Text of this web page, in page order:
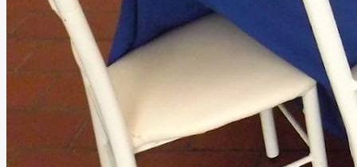
Tlalnepantla, Estado de México Hacienda
Información
La Hacienda de Don Reyes es un hermoso espacio para
eventos dedicado a convertir cada celebración en un
acontecimiento verdaderamente inolvidable. Este elegante
recinto ofrece un amplio jardín y un ambiente agradable y
tranquilo, ideal para bodas, XV años, aniversarios,